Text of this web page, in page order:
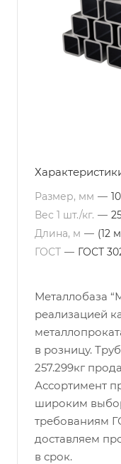
Размер, мм —
Вес 1 шт./кг. —
Длина, м — (12
ГОСТ — ГОСТ
Металлобаза
реализацией
в розницу.
257.299кг
Ассортимент
широким
требованиям
доставляем
в срок.